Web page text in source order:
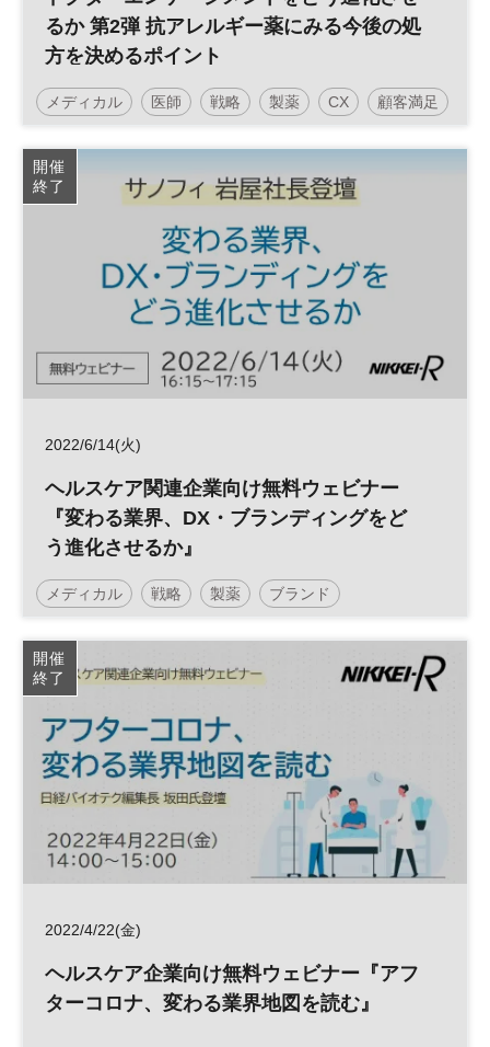
るか 第2弾 抗アレルギー薬にみる今後の処
方を決めるポイント
メディカル 医師 戦略 製薬 CX 顧客満足
DX エンゲージメント
ヘルスケア
開催
終了
2022/6/14(火)
ヘルスケア関連企業向け無料ウェビナー
『変わる業界、DX・ブランディングをど
う進化させるか』
メディカル 戦略 製薬 ブランド
アフターコロナ マーケティング ブランディング
DX ヘルスケア
開催
終了
2022/4/22(金)
ヘルスケア企業向け無料ウェビナー『アフ
ターコロナ、変わる業界地図を読む』